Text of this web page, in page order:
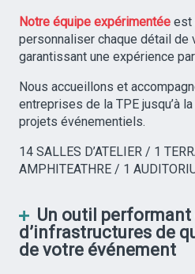
Notre équipe expérimentée est
personnaliser chaque détail de
garantissant une expérience
Nous accueillons et
entreprises de la TPE jusqu’à
projets événementiels.
14 SALLES D’ATELIER / 1
AMPHITEATHRE / 1
Un outil
d’infrastructures de
de votre événement